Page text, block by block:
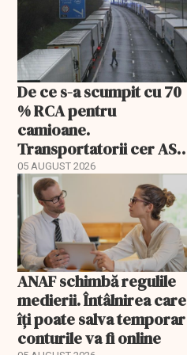
De ce s-a scumpit cu 70
% RCA pentru
camioane.
Transportatorii cer ASF
să publice tarifele
05 AUGUST 2026
ANAF schimbă regulile
medierii. Întâlnirea care
îți poate salva temporar
conturile va fi online